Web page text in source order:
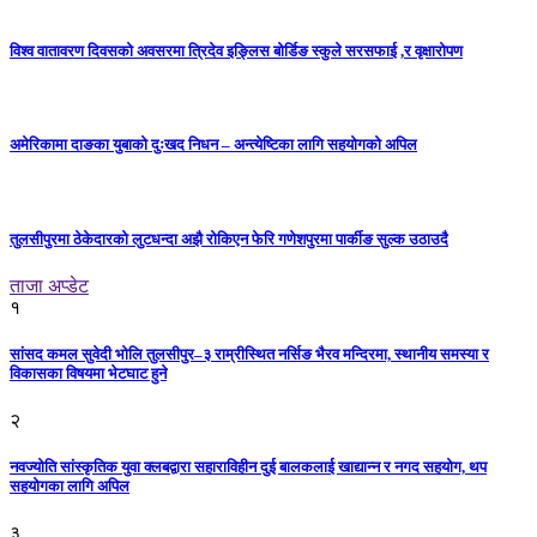
विश्व वातावरण दिवसको अवसरमा त्रिदेव इङ्लिस बोर्डिङ स्कुले सरसफाई ,र वृक्षारोपण
अमेरिकामा दाङका युबाको दुःखद निधन – अन्त्येष्टिका लागि सहयोगको अपिल
तुलसीपुरमा ठेकेदारको लुटधन्दा अझै रोकिएन फेरि गणेशपुरमा पार्कीङ सुल्क उठाउदै
ताजा अप्डेट
१
सांसद कमल सुवेदी भोलि तुलसीपुर–३ राम्रीस्थित नर्सिङ भैरव मन्दिरमा, स्थानीय समस्या र
विकासका विषयमा भेटघाट हुने
२
नवज्योति सांस्कृतिक युवा क्लबद्वारा सहाराविहीन दुई बालकलाई खाद्यान्न र नगद सहयोग, थप
सहयोगका लागि अपिल